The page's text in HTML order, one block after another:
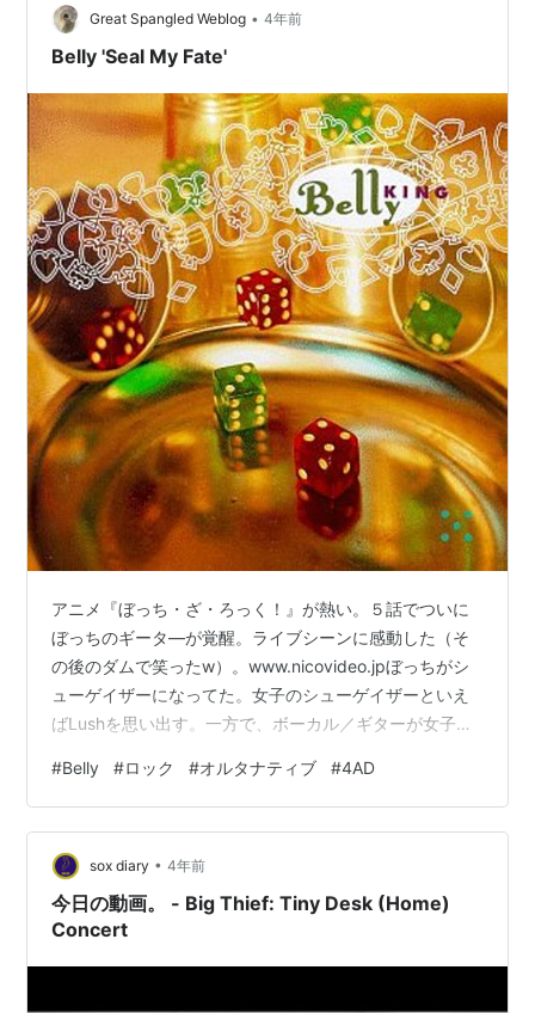
Great Spangled Weblog • 4年前
Belly 'Seal My Fate'
アニメ『ぼっち・ざ・ろっく！』が熱い。５話でついに
ぼっちのギータ―が覚醒。ライブシーンに感動した（そ
の後のダムで笑ったw）。www.nicovideo.jpぼっちがシ
ューゲイザーになってた。女子のシューゲイザーといえ
ばLushを思い出す。一方で、ボーカル／ギターが女子の
いてる。Bellyは1993年の"Star"がメガヒットになって、
今でもこのアルバムは'must buy'と言われ評価が高い。し
かし次にだした"King"はそんなに売れなかった。メンバ
ーにFred Abongが脱退してGail Greenwoodが入る（女
子二人になった！）…
#Belly #ロック #オルタナティブ #4AD
sox diary • 4年前
今日の動画。 - Big Thief: Tiny Desk (Home)
Concert